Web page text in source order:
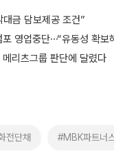
금 담보제공 조건”
영업중단⋯“유동성 확보
리츠그룹 판단에 달렸다
전단채 #MBK파트너